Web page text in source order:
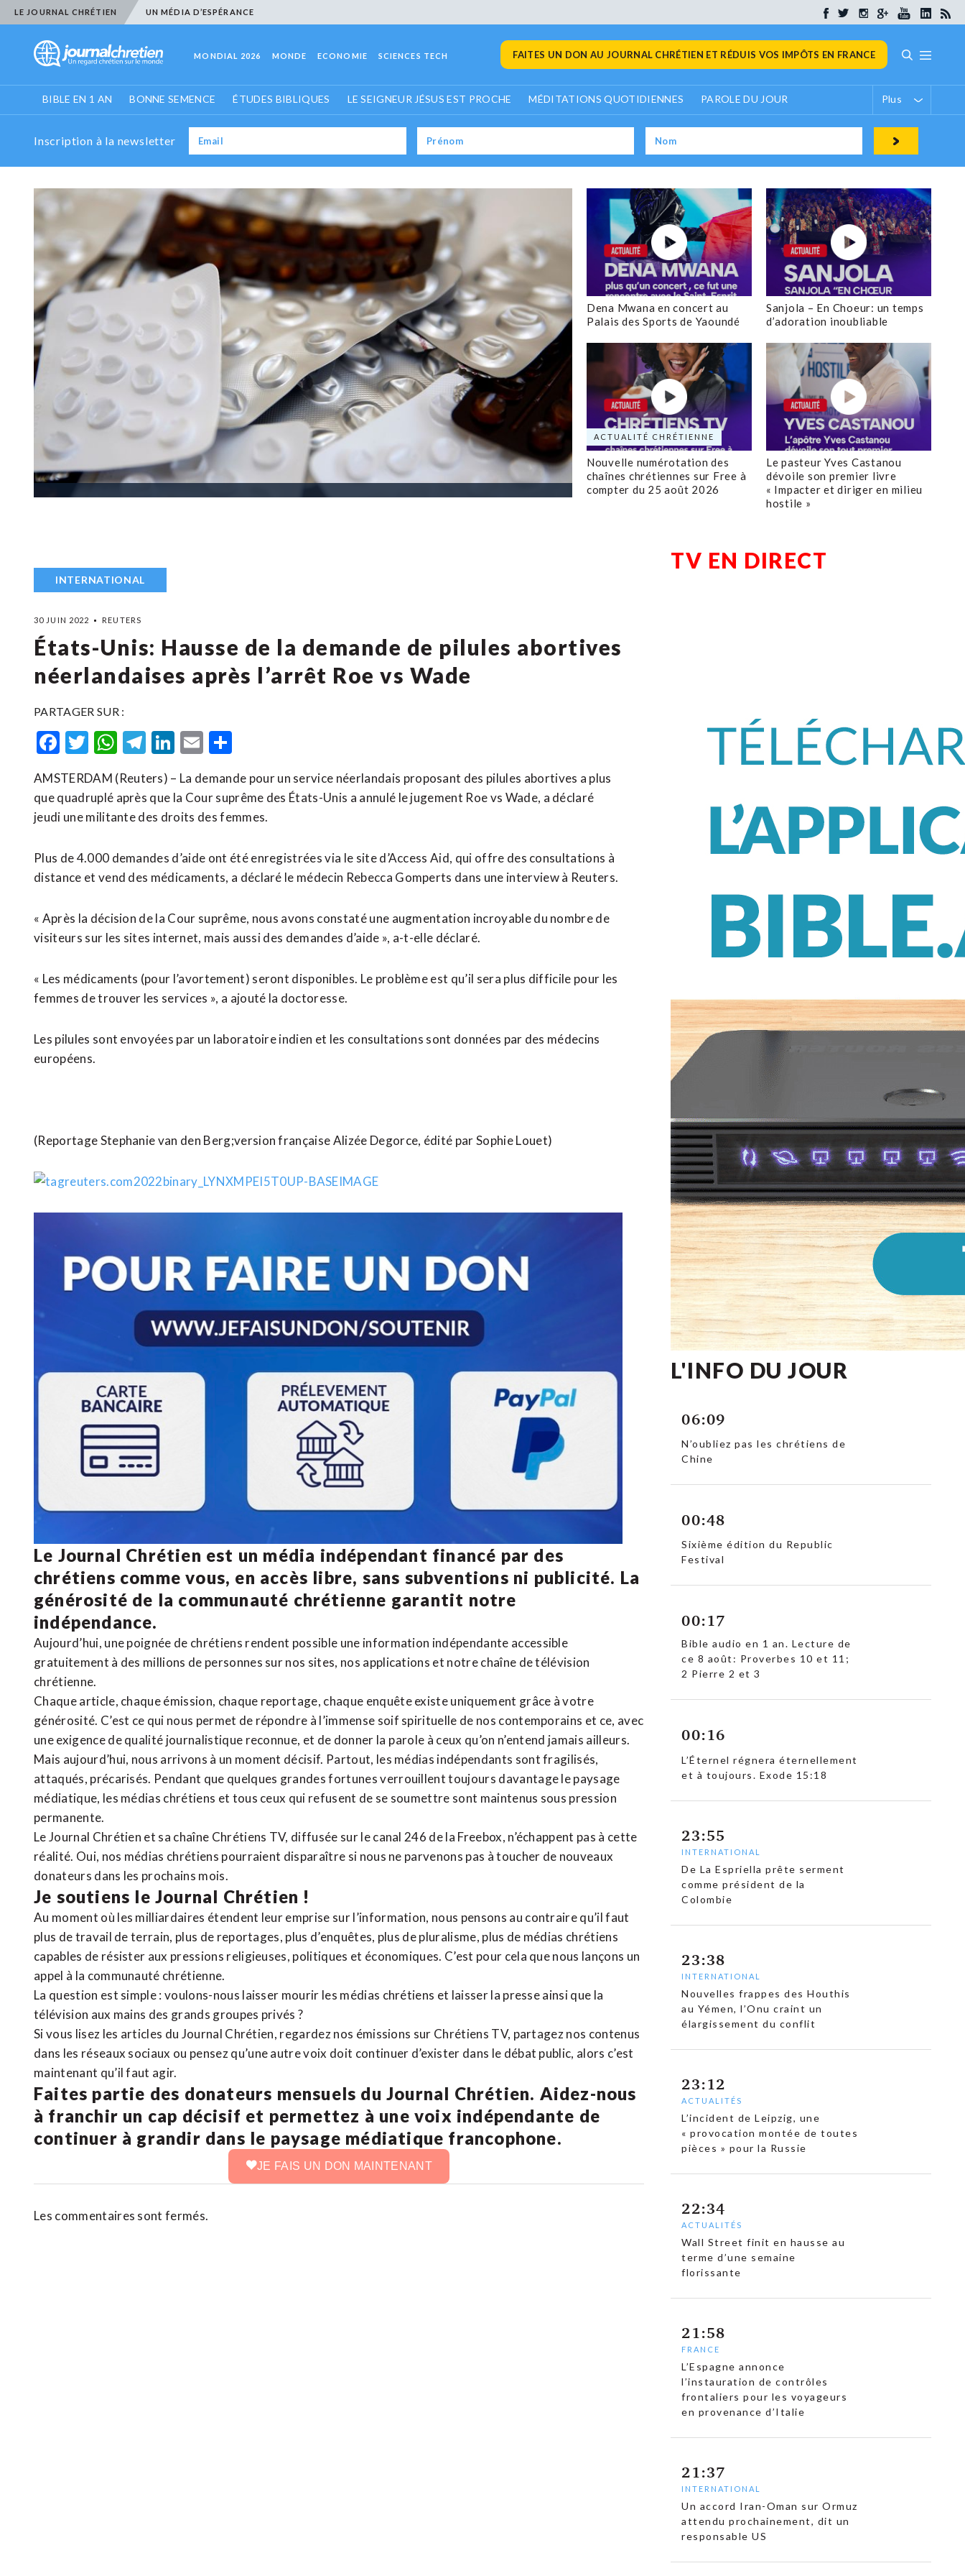
LE JOURNAL CHRÉTIEN UN MÉDIA D’ESPÉRANCE
MONDIAL 2026 MONDE ECONOMIE SCIENCES TECH FAITES UN DON AU JOURNAL CHRÉTIEN ET RÉDUIS VOS IMPÔTS EN FRANCE
BIBLE EN 1 AN BONNE SEMENCE ÉTUDES BIBLIQUES LE SEIGNEUR JÉSUS EST PROCHE MÉDITATIONS QUOTIDIENNES PAROLE DU JOUR Plus
Inscription à la newsletter
Dena Mwana en concert au
Palais des Sports de Yaoundé
Sanjola – En Choeur: un temps
d’adoration inoubliable
ACTUALITÉ CHRÉTIENNE
Nouvelle numérotation des
chaînes chrétiennes sur Free à
compter du 25 août 2026
Le pasteur Yves Castanou
dévoile son premier livre
« Impacter et diriger en milieu
hostile »
INTERNATIONAL
30 JUIN 2022 REUTERS
États-Unis: Hausse de la demande de pilules abortives
néerlandaises après l’arrêt Roe vs Wade
PARTAGER SUR :
Facebook
Twitter
WhatsApp
Telegram
LinkedIn
Email
AMSTERDAM (Reuters) – La demande pour un service néerlandais proposant des pilules abortives a plus
que quadruplé après que la Cour suprême des États-Unis a annulé le jugement Roe vs Wade, a déclaré
jeudi une militante des droits des femmes.
Plus de 4.000 demandes d’aide ont été enregistrées via le site d’Access Aid, qui offre des consultations à
distance et vend des médicaments, a déclaré le médecin Rebecca Gomperts dans une interview à Reuters.
« Après la décision de la Cour suprême, nous avons constaté une augmentation incroyable du nombre de
visiteurs sur les sites internet, mais aussi des demandes d’aide », a-t-elle déclaré.
« Les médicaments (pour l’avortement) seront disponibles. Le problème est qu’il sera plus difficile pour les
femmes de trouver les services », a ajouté la doctoresse.
Les pilules sont envoyées par un laboratoire indien et les consultations sont données par des médecins
européens.
(Reportage Stephanie van den Berg;version française Alizée Degorce, édité par Sophie Louet)
Le Journal Chrétien est un média indépendant financé par des
chrétiens comme vous, en accès libre, sans subventions ni publicité. La
générosité de la communauté chrétienne garantit notre
indépendance.
Aujourd’hui, une poignée de chrétiens rendent possible une information indépendante accessible
gratuitement à des millions de personnes sur nos sites, nos applications et notrechaîne de télévision
chrétienne.
Chaque article, chaque émission, chaque reportage, chaque enquête existe uniquement grâce à votre
générosité. C’est ce qui nous permet de répondre à l’immense soif spirituelle de nos contemporains et ce, avec
une exigence de qualité journalistique reconnue, et de donner la parole à ceux qu’on n’entend jamais ailleurs.
Mais aujourd’hui, nous arrivons à un moment décisif. Partout, les médias indépendants sont fragilisés,
attaqués, précarisés. Pendant que quelques grandes fortunes verrouillent toujours davantage le paysage
médiatique, les médias chrétiens et tous ceux qui refusent de se soumettre sont maintenus sous pression
permanente.
Le Journal Chrétien et sa chaîne Chrétiens TV, diffusée sur le canal 246 de la Freebox, n’échappent pas à cette
réalité. Oui, nos médias chrétiens pourraient disparaître si nous ne parvenons pas à toucher de nouveaux
donateurs dans les prochains mois.
Je soutiens le Journal Chrétien !
Au moment où les milliardaires étendent leur emprise sur l’information, nous pensons au contraire qu’il faut
plus de travail de terrain, plus de reportages, plus d’enquêtes, plus de pluralisme, plus de médias chrétiens
capables de résister aux pressions religieuses, politiques et économiques. C’est pour cela que nous lançons un
appel à la communauté chrétienne.
La question est simple : voulons-nous laisser mourir les médias chrétiens et laisser la presse ainsi que la
télévision aux mains des grands groupes privés ?
Si vous lisez les articles du Journal Chrétien, regardez nos émissions sur Chrétiens TV, partagez nos contenus
dans les réseaux sociaux ou pensez qu’une autre voix doit continuer d’exister dans le débat public, alors c’est
maintenant qu’il faut agir.
Faites partie des donateurs mensuels du Journal Chrétien. Aidez-nous
à franchir un cap décisif et permettez à une voix indépendante de
continuer à grandir dans le paysage médiatique francophone.
JE FAIS UN DON MAINTENANT
Les commentaires sont fermés.
TV EN DIRECT
L'INFO DU JOUR
06:09
N’oubliez pas les chrétiens de
Chine
00:48
Sixième édition du Republic
Festival
00:17
Bible audio en 1 an. Lecture de
ce 8 août: Proverbes 10 et 11;
2 Pierre 2 et 3
00:16
L’Éternel régnera éternellement
et à toujours. Exode 15:18
23:55
INTERNATIONAL
De La Espriella prête serment
comme président de la
Colombie
23:38
INTERNATIONAL
Nouvelles frappes des Houthis
au Yémen, l’Onu craint un
élargissement du conflit
23:12
ACTUALITÉS
L’incident de Leipzig, une
« provocation montée de toutes
pièces » pour la Russie
22:34
ACTUALITÉS
Wall Street finit en hausse au
terme d’une semaine
florissante
21:58
FRANCE
L’Espagne annonce
l’instauration de contrôles
frontaliers pour les voyageurs
en provenance d’Italie
21:37
INTERNATIONAL
Un accord Iran-Oman sur Ormuz
attendu prochainement, dit un
responsable US